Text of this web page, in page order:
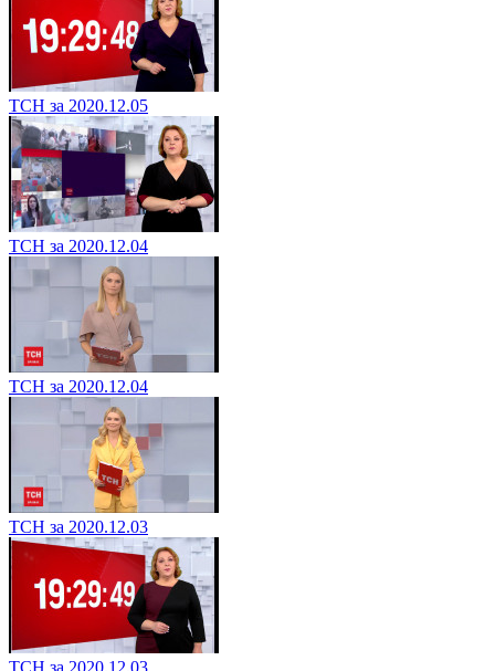
ТСН за 2020.12.05
ТСН за 2020.12.04
ТСН за 2020.12.04
ТСН за 2020.12.03
ТСН за 2020.12.03